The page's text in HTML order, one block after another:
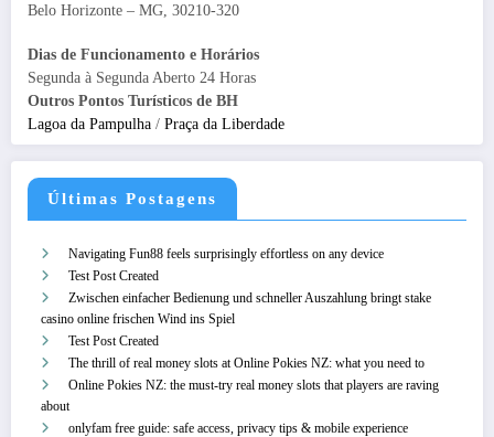
Belo Horizonte – MG, 30210-320
Dias de Funcionamento e Horários
Segunda à Segunda Aberto 24 Horas
Outros Pontos Turísticos de BH
Lagoa da Pampulha / Praça da Liberdade
Últimas Postagens
Navigating Fun88 feels surprisingly effortless on any device
Test Post Created
Zwischen einfacher Bedienung und schneller Auszahlung bringt stake
casino online frischen Wind ins Spiel
Test Post Created
The thrill of real money slots at Online Pokies NZ: what you need to
Online Pokies NZ: the must-try real money slots that players are raving
about
onlyfam free guide: safe access, privacy tips & mobile experience